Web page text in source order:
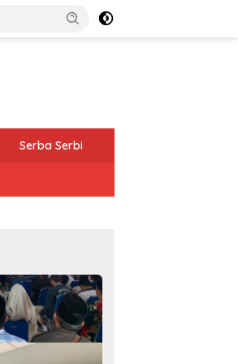
Serba Serbi